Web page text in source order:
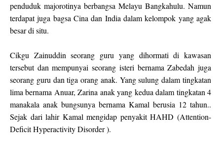
penduduk majorotinya berbangsa Melayu Bangkahulu. Namun
terdapat juga bagsa Cina dan India dalam kelompok yang agak
besar di situ.
Cikgu Zainuddin seorang guru yang dihormati di kawasan
tersebut dan mempunyai seorang isteri bernama Zabedah juga
seorang guru dan tiga orang anak. Yang sulung dalam tingkatan
lima bernama Anuar, Zarina anak yang kedua dalam tingkatan 4
manakala anak bungsunya bernama Kamal berusia 12 tahun..
Sejak dari lahir Kamal mengidap penyakit HAHD (Attention-
Deficit Hyperactivity Disorder ).